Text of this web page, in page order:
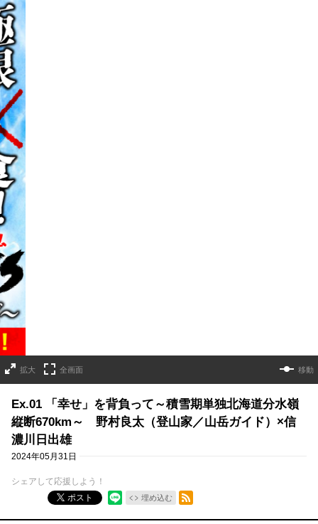
拡大 全画面 移動
Ex.01 「幸せ」を背負って～積雪期単独北海道分水嶺
縦断670km～ 野村良太（登山家／山岳ガイド）×信
濃川日出雄
2024年05月31日
シェアして応援しよう！
ポスト
埋め込む
RSSフィード